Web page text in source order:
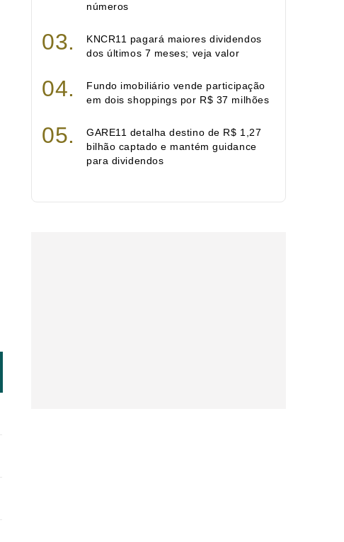
números
KNCR11 pagará maiores dividendos
dos últimos 7 meses; veja valor
Fundo imobiliário vende participação
em dois shoppings por R$ 37 milhões
GARE11 detalha destino de R$ 1,27
bilhão captado e mantém guidance
para dividendos